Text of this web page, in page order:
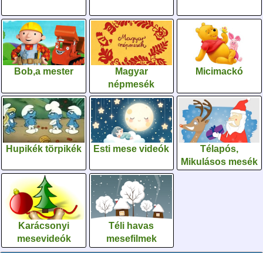
Bob,a mester
Magyar
népmesék
Micimackó
Hupikék törpikék Esti mese videók
Télapós,
Mikulásos mesék
Karácsonyi
mesevideók
Téli havas
mesefilmek